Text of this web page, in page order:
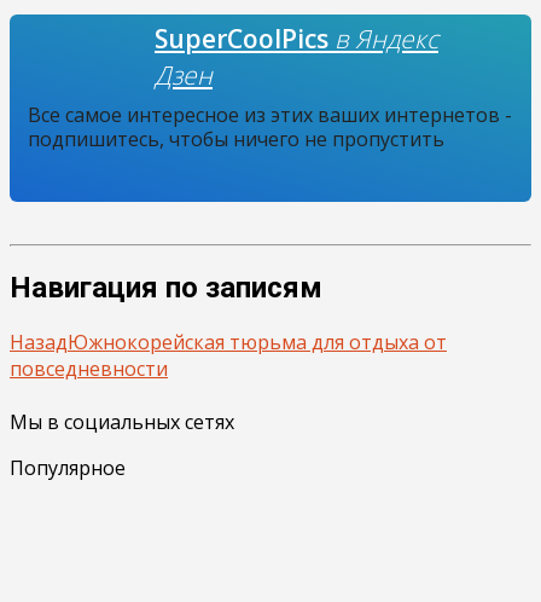
SuperCoolPics в Яндекс
Дзен
Все самое интересное из этих ваших интернетов -
подпишитесь, чтобы ничего не пропустить
Навигация по записям
НазадЮжнокорейская тюрьма для отдыха от
повседневности
Мы в социальных сетях
Популярное